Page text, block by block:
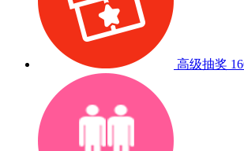
高级抽奖